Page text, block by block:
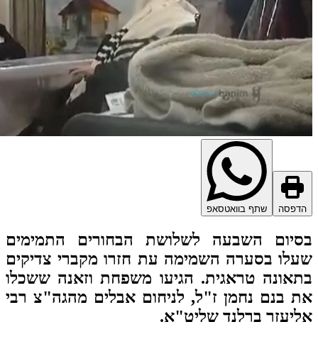
שתף בוואטסאפ
השבעה לשלושת הבחורים התמימים
בסערה השמימה עת חזרו מקברי צדיקים
טראגית. הגיעו משפחת וזאנה ששכלו
בנם נחמן ז"ל, לניחום אבלים מהגה"צ רבי
ברלנד שליט"א.